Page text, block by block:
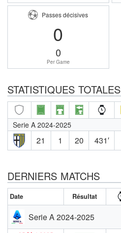
Passes décisives
0
0
Per Game
STATISTIQUES TOTALES
Serie A 2024-2025
21 1 20 431′
DERNIERS MATCHS
Date Résultat
Serie A 2024-2025